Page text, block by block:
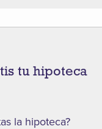
tu hipoteca
la hipoteca?